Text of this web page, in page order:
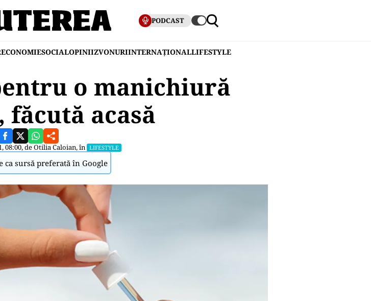
PODCAST
ECONOMIESOCIALOPINIIZVONURIINTERNAȚIONALLIFESTYLE
o manichiură
făcută acasă
08:00, deOtilia Caloian, în LIFESTYLE
ca sursă preferată în Google